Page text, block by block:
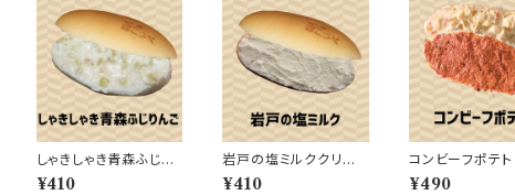
しゃきしゃき青森ふじり
んご
¥410
岩戸の塩ミルククリー
ム
¥410
コンビーフポテト
¥490